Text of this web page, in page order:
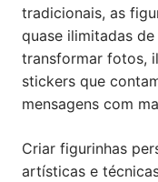
tradicionais, as
quase ilimitadas
transformar fotos,
stickers que
mensagens com
Criar figurinhas
artísticas e